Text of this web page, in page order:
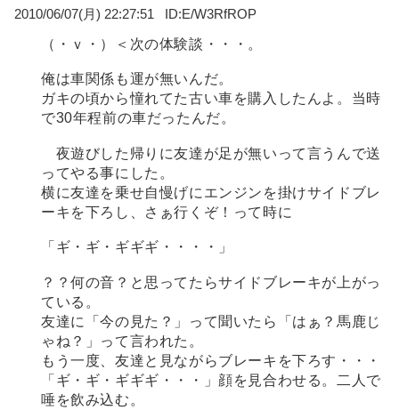
2010/06/07(月) 22:27:51
E/W3RfROP
（・ｖ・）＜次の体験談・・・。
俺は車関係も運が無いんだ。
ガキの頃から憧れてた古い車を購入したんよ。当時
で30年程前の車だったんだ。
夜遊びした帰りに友達が足が無いって言うんで送
ってやる事にした。
横に友達を乗せ自慢げにエンジンを掛けサイドブレ
ーキを下ろし、さぁ行くぞ！って時に
「ギ・ギ・ギギギ・・・・」
？？何の音？と思ってたらサイドブレーキが上がっ
ている。
友達に「今の見た？」って聞いたら「はぁ？馬鹿じ
ゃね？」って言われた。
もう一度、友達と見ながらブレーキを下ろす・・・
「ギ・ギ・ギギギ・・・」顔を見合わせる。二人で
唾を飲み込む。